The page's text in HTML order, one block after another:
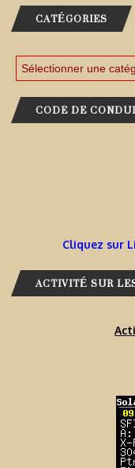
CATÉGORIES
CODE DE
Cliquez sur
ACTIVITÉ SUR